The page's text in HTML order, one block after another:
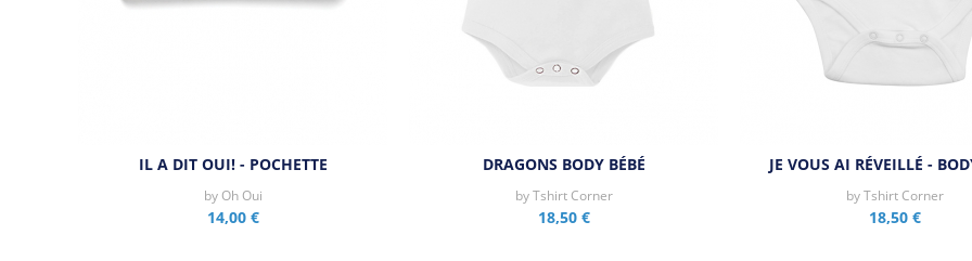
IL A DIT OUI! - POCHETTE
by Oh Oui
14,00 €
DRAGONS BODY BÉBÉ
byTshirt Corner
18,50 €
JE VOUS AI RÉVEILLÉ -
byTshirt Corner
18,50 €